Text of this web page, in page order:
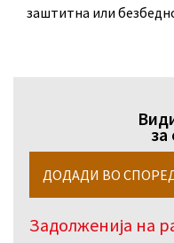
заштитна или
за
Задолженија на